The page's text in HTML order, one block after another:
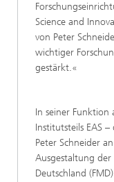
Science and
von Peter
wichtiger
gestärkt.«
In seiner Funktion
Institutsteils EAS
Peter Schneider
Ausgestaltung
Deutschland